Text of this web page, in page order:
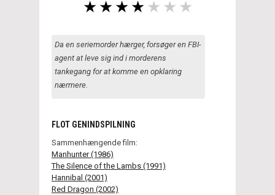
Da en seriemorder hærger, forsøger en FBI-
agent at leve sig ind i morderens
tankegang for at komme en opklaring
nærmere.
FLOT GENINDSPILNING
Sammenhængende film:
Manhunter (1986)
The Silence of the Lambs (1991)
Hannibal (2001)
Red Dragon (2002)